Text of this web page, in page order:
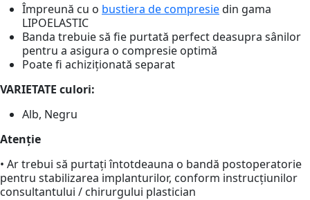
Împreună cu o bustiera de compresiedin gama
LIPOELASTIC
Banda trebuie să fie purtată perfect deasupra sânilor
pentru a asigura o compresie optimă
Poate fi achiziționată separat
VARIETATE culori:
Alb, Negru
Atenție
• Ar trebui să purtați întotdeauna o bandă postoperatorie
pentru stabilizarea implanturilor, conform instrucțiunilor
consultantului / chirurgului plastician